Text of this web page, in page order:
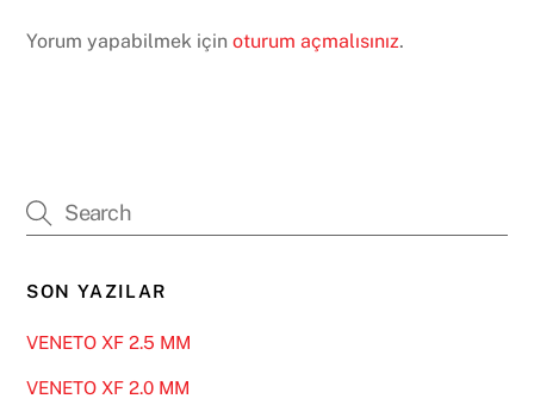
Yorum yapabilmek içinoturum açmalısınız.
SON YAZILAR
VENETO XF 2.5 MM
VENETO XF 2.0 MM